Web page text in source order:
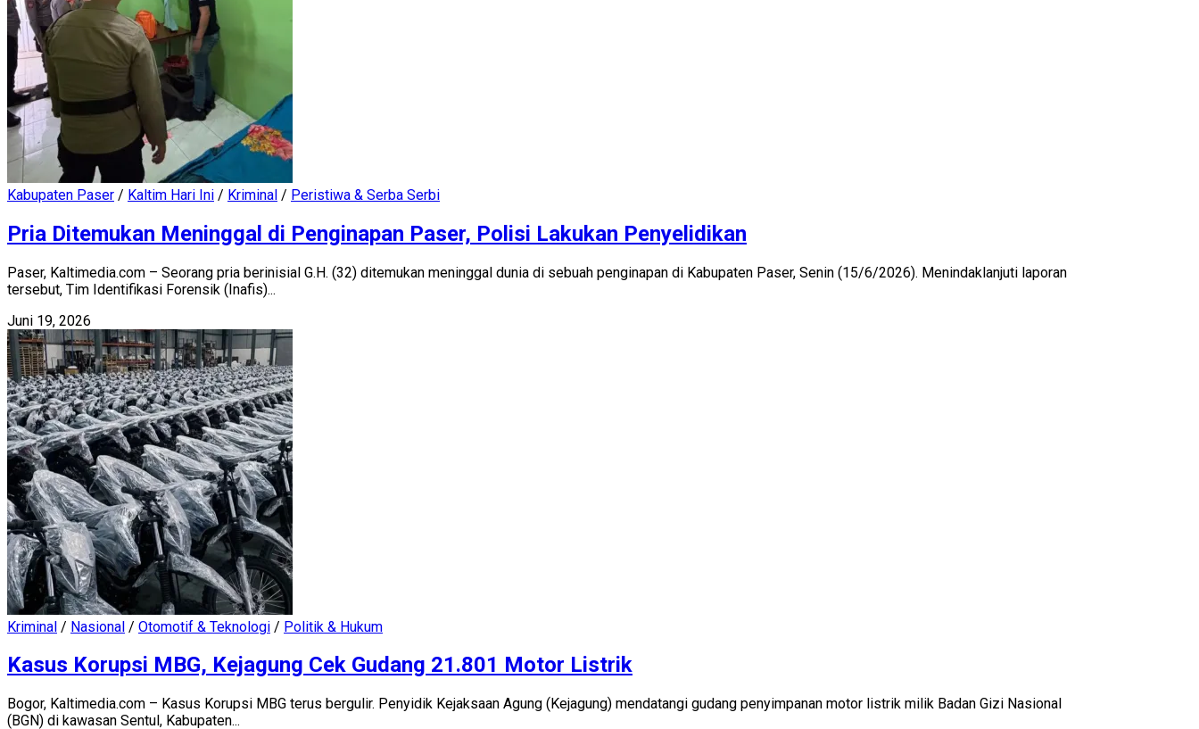
Kabupaten Paser / Kaltim Hari Ini / Kriminal / Peristiwa & Serba Serbi
Pria Ditemukan Meninggal di Penginapan Paser, Polisi Lakukan Penyelidikan
Paser, Kaltimedia.com – Seorang pria berinisial G.H. (32) ditemukan meninggal dunia di sebuah penginapan di Kabupaten Paser, Senin (15/6/2026). Menindaklanjuti laporan
tersebut, Tim Identifikasi Forensik (Inafis)...
Juni 19, 2026
Kriminal / Nasional / Otomotif & Teknologi / Politik & Hukum
Kasus Korupsi MBG, Kejagung Cek Gudang 21.801 Motor Listrik
Bogor, Kaltimedia.com – Kasus Korupsi MBG terus bergulir. Penyidik Kejaksaan Agung (Kejagung) mendatangi gudang penyimpanan motor listrik milik Badan Gizi Nasional
(BGN) di kawasan Sentul, Kabupaten...